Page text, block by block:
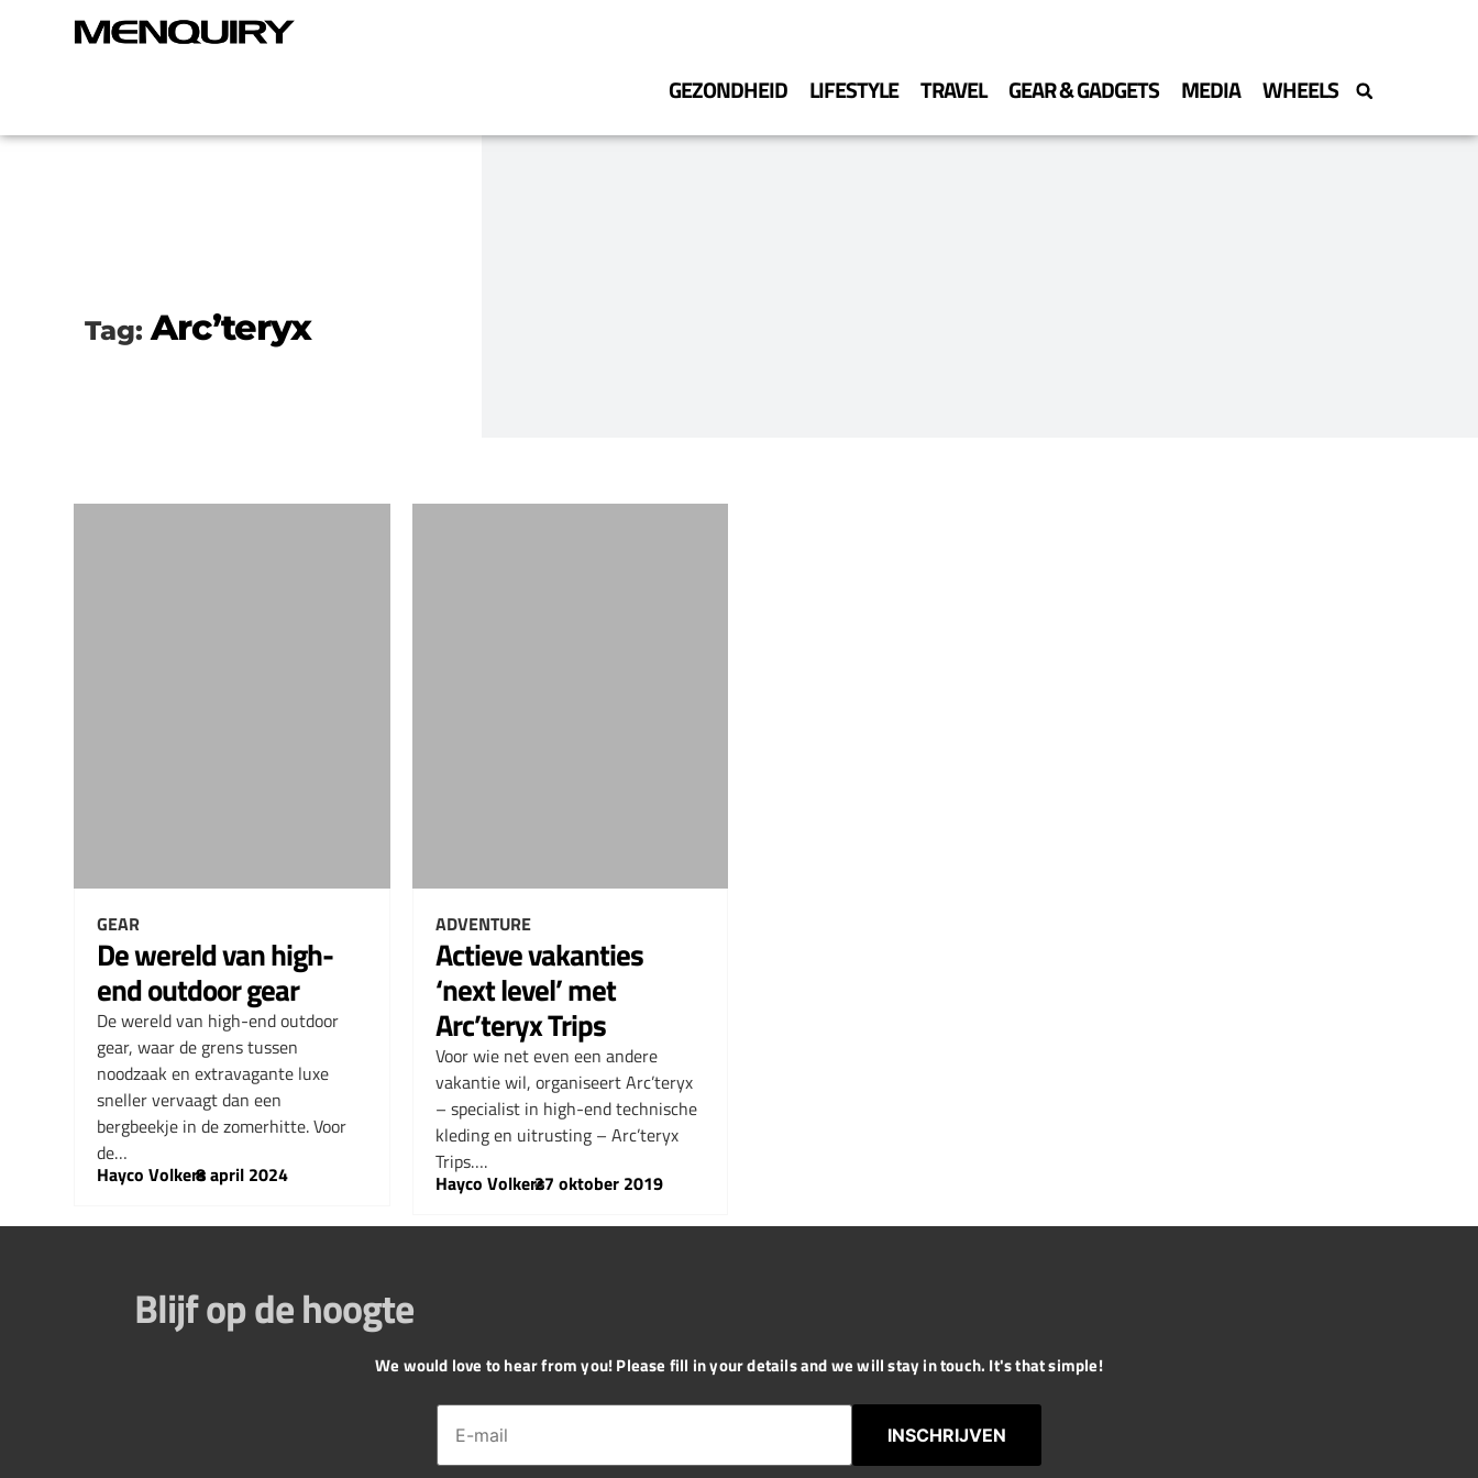
GEZONDHEID LIFESTYLE TRAVEL GEAR & GADGETS MEDIA WHEELS
Tag:Arc’teryx
GEAR
De wereld van high-
end outdoor gear
De wereld van high-end outdoor
gear, waar de grens tussen
noodzaak en extravagante luxe
sneller vervaagt dan een
bergbeekje in de zomerhitte. Voor
de…
Hayco Volkers
–
8 april 2024
ADVENTURE
Actieve vakanties
‘next level’ met
Arc’teryx Trips
Voor wie net even een andere
vakantie wil, organiseert Arc’teryx
– specialist in high-end technische
kleding en uitrusting – Arc’teryx
Trips….
Hayco Volkers
–
27 oktober 2019
Blijf op de hoogte
We would love to hear from you! Please fill in your details and we will stay in touch. It's that simple!
INSCHRIJVEN